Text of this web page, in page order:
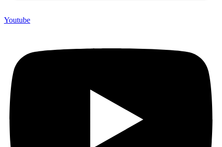
Youtube